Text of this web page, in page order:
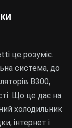
це розуміє.
система, до
B300,
Що це дає на
холодильник
інтернет і